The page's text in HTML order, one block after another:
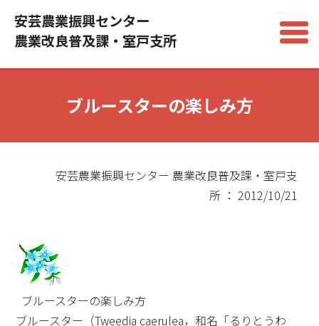
安芸農業振興センター
農業改良普及課・室戸支所
ブルースターの楽しみ方
安芸農業振興センター 農業改良普及課・室戸支
所 ： 2012/10/21
ブルースターの楽しみ方
ブルースター（Tweedia caerulea，和名「るりとうわ